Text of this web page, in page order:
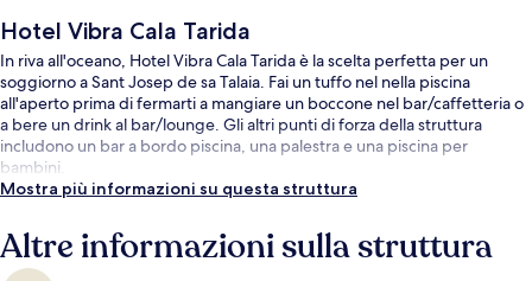
Hotel Vibra Cala Tarida
In riva all'oceano, Hotel Vibra Cala Tarida è la scelta perfetta per un
soggiorno a Sant Josep de sa Talaia. Fai un tuffo nel nella piscina
all'aperto prima di fermarti a mangiare un boccone nel bar/caffetteria o
a bere un drink al bar/lounge. Gli altri punti di forza della struttura
includono un bar a bordo piscina, una palestra e una piscina per
bambini.
Mostra più informazioni su questa struttura
Altre informazioni sulla struttura